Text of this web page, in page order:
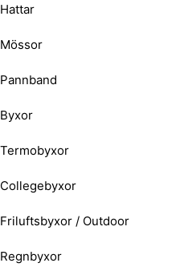
Hattar
Mössor
Pannband
Byxor
Termobyxor
Collegebyxor
Friluftsbyxor / Outdoor
Regnbyxor